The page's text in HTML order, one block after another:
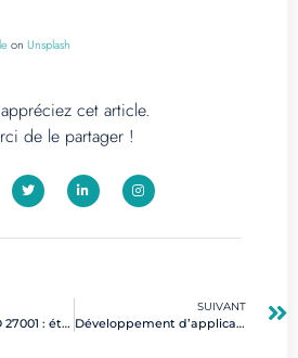
on Unsplash
cet article.
de le partager !
Certification ISO 27001 : étape essentielle pour sécuriser les systèmes d’information
SUIVANT
Développement d’applications visuelles : les étapes clés pour réussir